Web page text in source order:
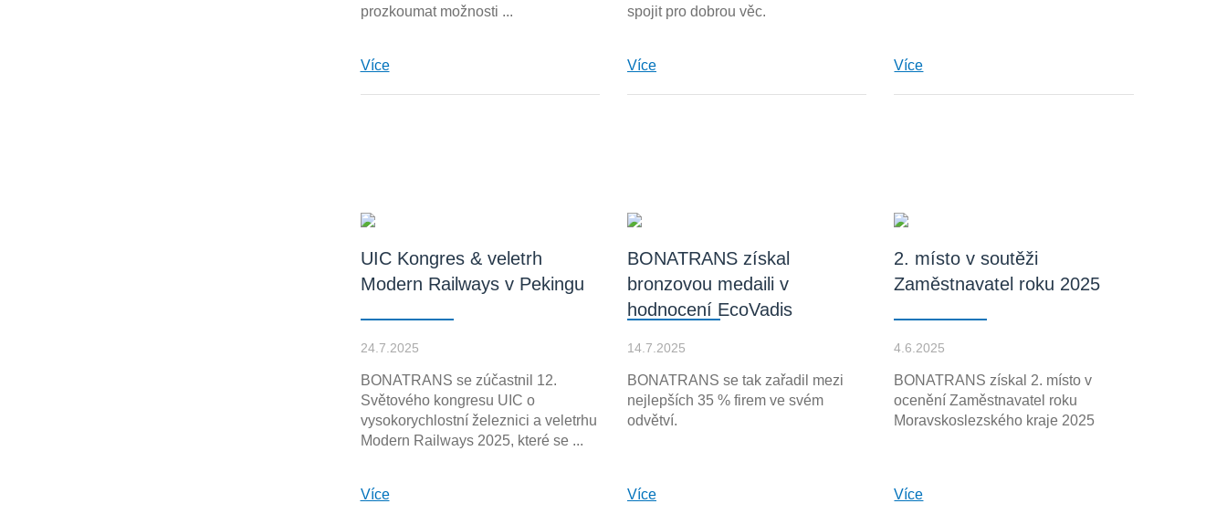
prozkoumat možnosti ...
Více
spojit pro dobrou věc.
Více Více
UIC Kongres & veletrh
Modern Railways v Pekingu
24.7.2025
BONATRANS se zúčastnil 12.
Světového kongresu UIC o
vysokorychlostní železnici a veletrhu
Modern Railways 2025, které se ...
Více
BONATRANS získal
bronzovou medaili v
hodnocení EcoVadis
14.7.2025
BONATRANS se tak zařadil mezi
nejlepších 35 % firem ve svém
odvětví.
Více
2. místo v soutěži
Zaměstnavatel roku 2025
4.6.2025
BONATRANS získal 2. místo v
ocenění Zaměstnavatel roku
Moravskoslezského kraje 2025
Více